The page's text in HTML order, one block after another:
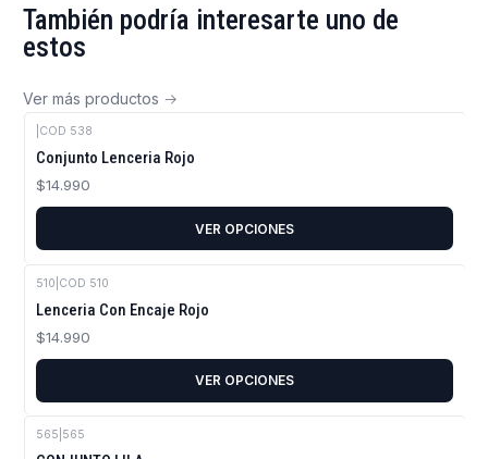
También podría interesarte uno de
estos
Ver más productos
COD 538
Conjunto Lenceria Rojo
$14.990
VER OPCIONES
510 COD 510
Lenceria Con Encaje Rojo
$14.990
VER OPCIONES
565 565